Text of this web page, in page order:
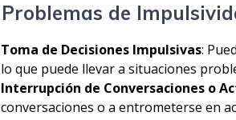
Problemas de
Toma de Decisiones Impulsivas:
lo que puede llevar a situaciones
Interrupción de Conversaciones o
conversaciones o a entrometerse en